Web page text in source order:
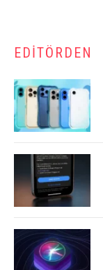
EDITÖRDEN